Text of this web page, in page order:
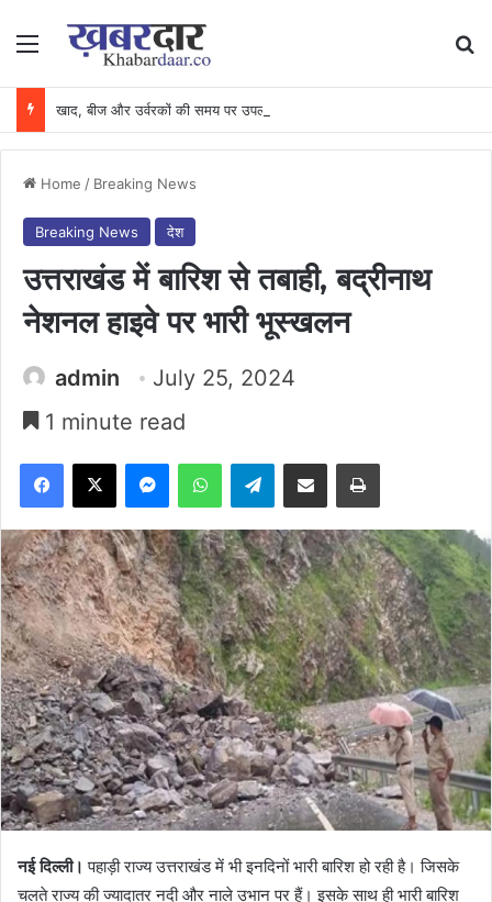
Menu
Home / Breaking News
Breaking News देश
उत्तराखंड में बारिश से तबाही, बद्रीनाथ
नेशनल हाइवे पर भारी भूस्खलन
admin
July 25, 2024
1 minute read
Facebook
X MessengerWhatsAppTelegramShare via Email Print
नई दिल्ली। पहाड़ी राज्य उत्तराखंड में भी इनदिनों भारी बारिश हो रही है। जिसके
चलते राज्य की ज्यादातर नदी और नाले उभान पर हैं। इसके साथ ही भारी बारिश